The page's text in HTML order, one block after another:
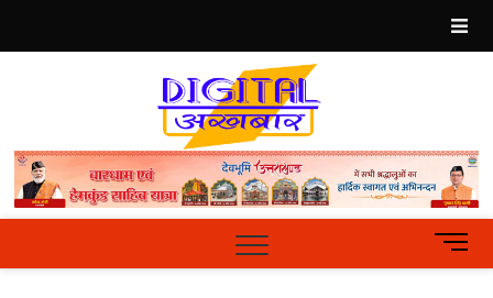
content
Hindi
News
PortalM
e